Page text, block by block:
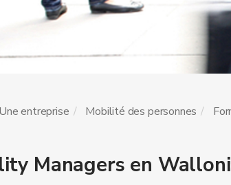
Une entreprise Mobilité des personnes
Managers en